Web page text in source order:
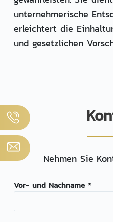
unternehmerische
erleichtert die
und gesetzlichen
Nehmen Sie
Vor- und Nachname *